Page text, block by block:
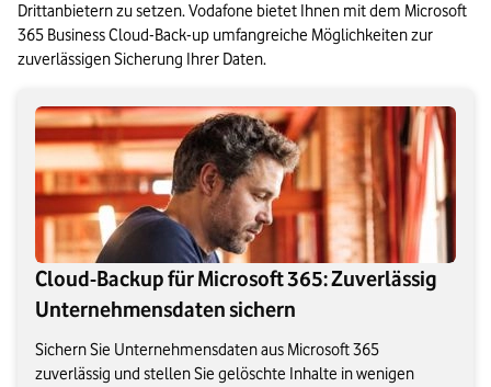
Drittanbietern zu setzen. Vodafone bietet Ihnen mit dem Microsoft
365 Business Cloud-Back-up umfangreiche Möglichkeiten zur
zuverlässigen Sicherung Ihrer Daten.
Cloud-Backup für Microsoft 365: Zuverlässig
Unternehmensdaten sichern
Sichern Sie Unternehmensdaten aus Microsoft 365
zuverlässig und stellen Sie gelöschte Inhalte in wenigen